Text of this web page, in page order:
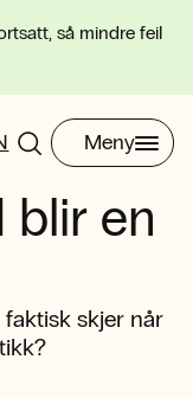
så mindre feil
Meny
blir en
skjer når